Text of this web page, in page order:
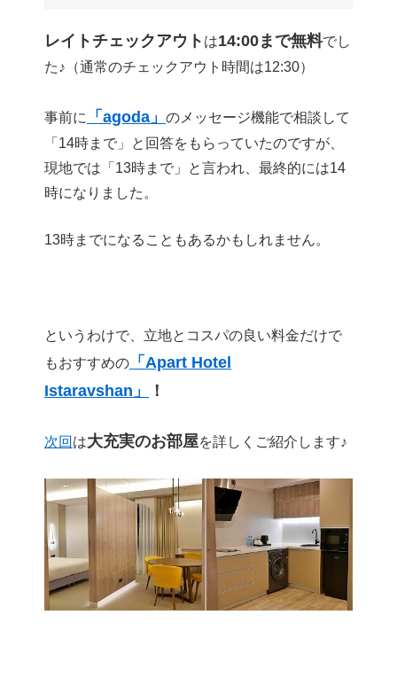
レイトチェックアウト は14:00まで無料でし
た♪（通常のチェックアウト時間は12:30）
事前に 「agoda」 のメッセージ機能で相談して
「14時まで」と回答をもらっていたのですが、
現地では「13時まで」と言われ、最終的には14
時になりました。
13時までになることもあるかもしれません。
というわけで、立地とコスパの良い料金だけで
もおすすめの 「Apart Hotel
Istaravshan」
！
次回 は大充実のお部屋を詳しくご紹介します♪